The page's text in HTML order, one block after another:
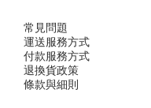
常見問題
運送服務方式
付款服務方式
退換貨政策
條款與細則